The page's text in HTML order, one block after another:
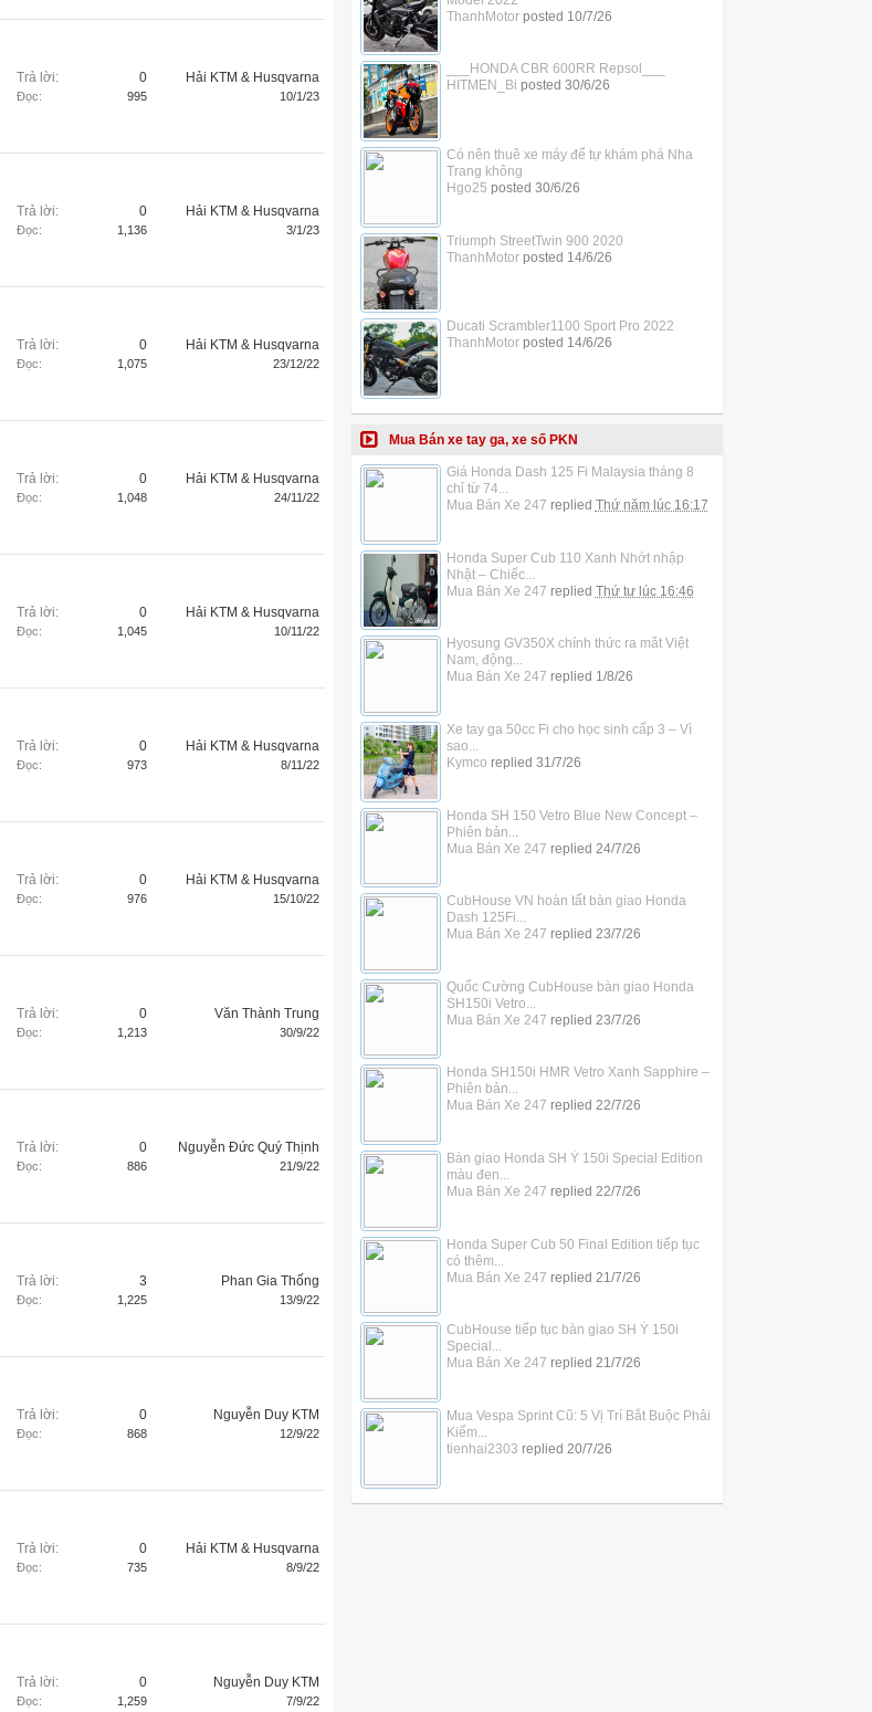
Trả lời: 0
Đọc: 995
Hải KTM & Husqvarna
10/1/23
Trả lời: 0
Đọc: 1,136
Hải KTM & Husqvarna
3/1/23
Trả lời: 0
Đọc: 1,075
Hải KTM & Husqvarna
23/12/22
Trả lời: 0
Đọc: 1,048
Hải KTM & Husqvarna
24/11/22
Trả lời: 0
Đọc: 1,045
Hải KTM & Husqvarna
10/11/22
Trả lời: 0
Đọc: 973
Hải KTM & Husqvarna
8/11/22
Trả lời: 0
Đọc: 976
Hải KTM & Husqvarna
15/10/22
Trả lời: 0
Đọc: 1,213
Văn Thành Trung
30/9/22
Trả lời: 0
Đọc: 886
Nguyễn Đức Quý Thịnh
21/9/22
Trả lời: 3
Đọc: 1,225
Phan Gia Thống
13/9/22
Trả lời: 0
Đọc: 868
Nguyễn Duy KTM
12/9/22
Trả lời: 0
Đọc: 735
Hải KTM & Husqvarna
8/9/22
Trả lời: 0
Đọc: 1,259
Nguyễn Duy KTM
7/9/22
ThanhMotorposted 10/7/26
___HONDA CBR 600RR Repsol___
HITMEN_Bi posted 30/6/26
Có nên thuê xe máy để tự khám phá Nha
Trang không
Hgo25 posted 30/6/26
Triumph StreetTwin 900 2020
ThanhMotorposted 14/6/26
Ducati Scrambler1100 Sport Pro 2022
ThanhMotorposted 14/6/26
Mua Bán xe tay ga, xe số PKN
Giá Honda Dash 125 Fi Malaysia tháng 8
chỉ từ 74...
Mua Bán Xe 247 replied Thứ năm lúc 16:17
Honda Super Cub 110 Xanh Nhớt nhập
Nhật – Chiếc...
Mua Bán Xe 247 replied Thứ tư lúc 16:46
Hyosung GV350X chính thức ra mắt Việt
Nam, động...
Mua Bán Xe 247 replied 1/8/26
Xe tay ga 50cc Fi cho học sinh cấp 3 – Vì
sao...
Kymco replied 31/7/26
Honda SH 150 Vetro Blue New Concept –
Phiên bản...
Mua Bán Xe 247 replied 24/7/26
CubHouse VN hoàn tất bàn giao Honda
Dash 125Fi...
Mua Bán Xe 247 replied 23/7/26
Quốc Cường CubHouse bàn giao Honda
SH150i Vetro...
Mua Bán Xe 247 replied 23/7/26
Honda SH150i HMR Vetro Xanh Sapphire –
Phiên bản...
Mua Bán Xe 247 replied 22/7/26
Bàn giao Honda SH Ý 150i Special Edition
màu đen...
Mua Bán Xe 247 replied 22/7/26
Honda Super Cub 50 Final Edition tiếp tục
có thêm...
Mua Bán Xe 247 replied 21/7/26
CubHouse tiếp tục bàn giao SH Ý 150i
Special...
Mua Bán Xe 247 replied 21/7/26
Mua Vespa Sprint Cũ: 5 Vị Trí Bắt Buộc Phải
Kiểm...
tienhai2303 replied 20/7/26